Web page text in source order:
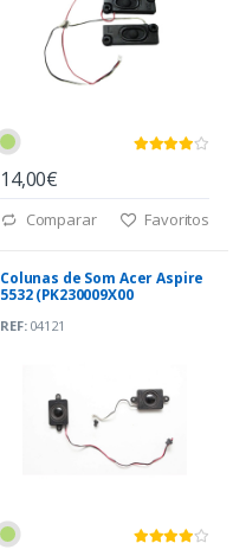
14,00€
Comparar Favoritos
Colunas de Som Acer Aspire
5532 (PK230009X00
REF:04121